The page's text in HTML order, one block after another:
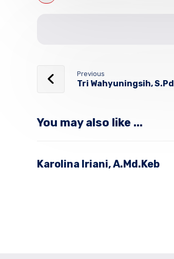
Previous
Tri Wahyuningsih, S.Pd
You may also like ...
Karolina Iriani, A.Md.Keb